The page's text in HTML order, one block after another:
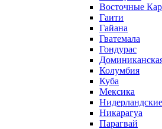
Восточные
Гаити
Гайана
Гватемала
Гондурас
Колумбия
Куба
Мексика
Никарагуа
Парагвай